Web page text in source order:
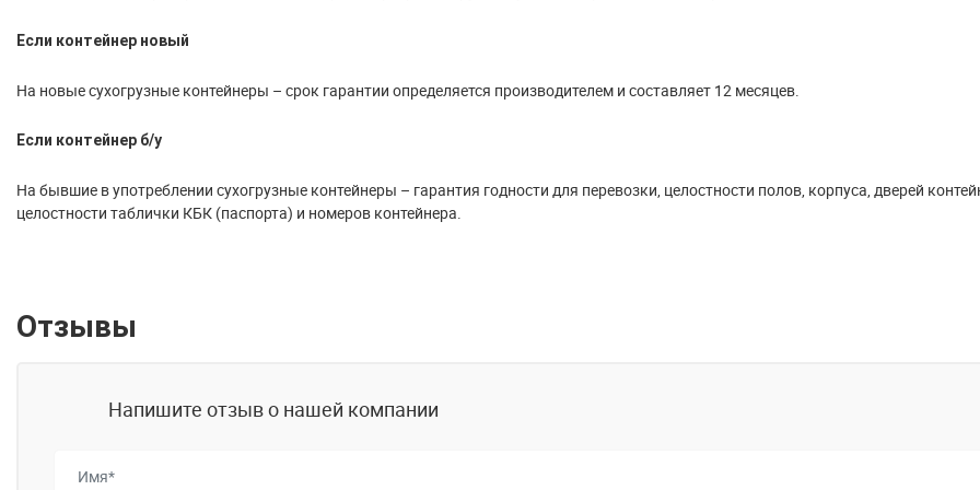
Если контейнер новый
На новые сухогрузные контейнеры – срок гарантии определяется производителем и составляет 12 месяцев.
Если контейнер б/у
На бывшие в употреблении сухогрузные контейнеры – гарантия годности для перевозки, целостности полов, корпуса, дверей
целостности таблички КБК (паспорта) и номеров контейнера.
Отзывы
Напишите отзыв о нашей компании